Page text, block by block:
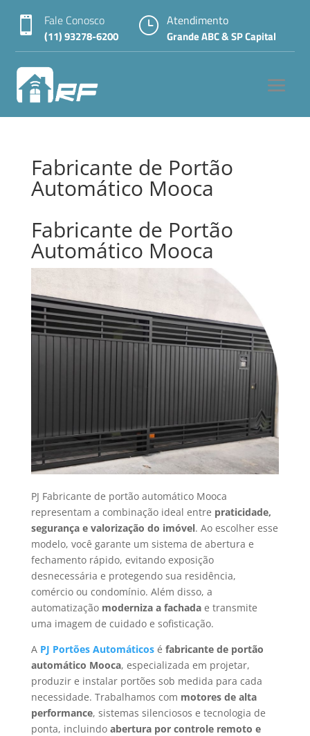
 Fale Conosco
(11) 93278-6200
} Atendimento
Grande ABC & SP Capital
Fabricante de Portão
Automático Mooca
Fabricante de Portão
Automático Mooca
PJ Fabricante de portão automático Mooca
representam a combinação ideal entre praticidade,
segurança e valorização do imóvel. Ao escolher esse
modelo, você garante um sistema de abertura e
fechamento rápido, evitando exposição
desnecessária e protegendo sua residência,
comércio ou condomínio. Além disso, a
automatização moderniza a fachadae transmite
uma imagem de cuidado e sofisticação.
A PJ Portões Automáticosé fabricante de portão
automático Mooca, especializada em projetar,
produzir e instalar portões sob medida para cada
necessidade. Trabalhamos com motores de alta
performance, sistemas silenciosos e tecnologia de
ponta, incluindo abertura por controle remoto e